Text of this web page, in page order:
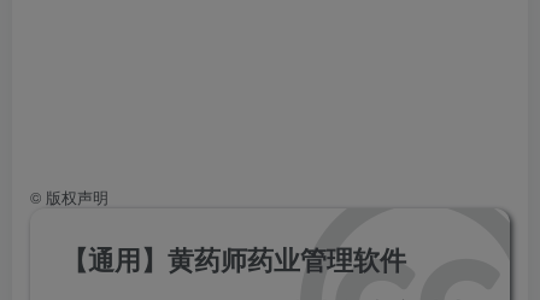
© 版权声明
【通用】黄药师药业管理软件